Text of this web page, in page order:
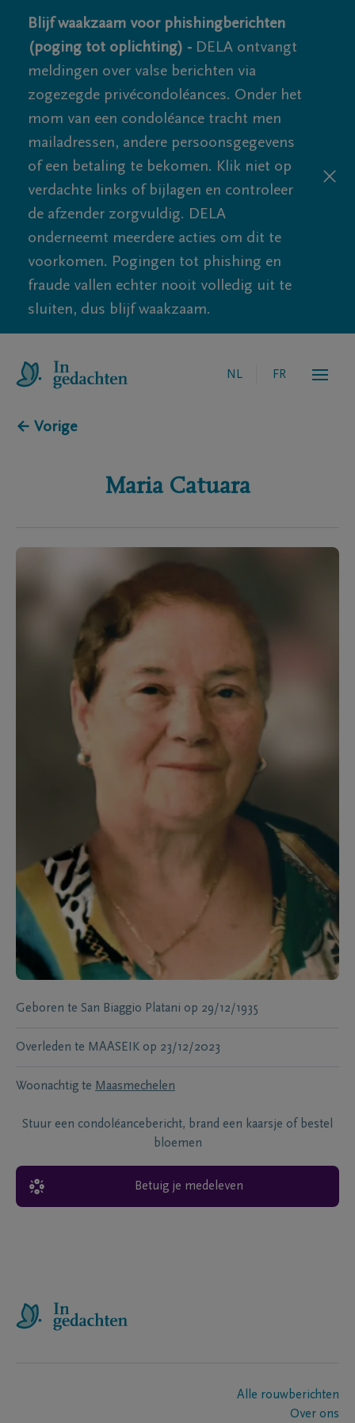
Blijf waakzaam voor phishingberichten
(poging tot oplichting) - DELA ontvangt
meldingen over valse berichten via
zogezegde privécondoléances. Onder het
mom van een condoléance tracht men
mailadressen, andere persoonsgegevens
of een betaling te bekomen. Klik niet op
verdachte links of bijlagen en controleer
de afzender zorgvuldig. DELA
onderneemt meerdere acties om dit te
voorkomen. Pogingen tot phishing en
fraude vallen echter nooit volledig uit te
sluiten, dus blijf waakzaam.
NL FR
← Vorige
Maria Catuara
Geboren te San Biaggio Platani op 29/12/1935
Overleden te MAASEIK op 23/12/2023
Woonachtig te Maasmechelen
Stuur een condoléancebericht, brand een kaarsje of bestel
bloemen
Betuig je medeleven
Alle rouwberichten
Over ons